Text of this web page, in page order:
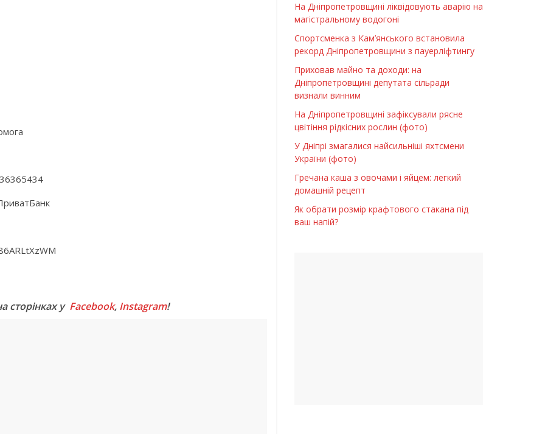
сторінках у Facebook, Instagram!
На Дніпропетровщині ліквідовують аварію на
магістральному водогоні
Спортсменка з Кам’янського встановила
рекорд Дніпропетровщини з пауерліфтингу
Приховав майно та доходи: на
Дніпропетровщині депутата сільради
визнали винним
На Дніпропетровщині зафіксували рясне
цвітіння рідкісних рослин (фото)
У Дніпрі змагалися найсильніші яхтсмени
України (фото)
Гречана каша з овочами і яйцем: легкий
домашній рецепт
Як обрати розмір крафтового стакана під
ваш напій?